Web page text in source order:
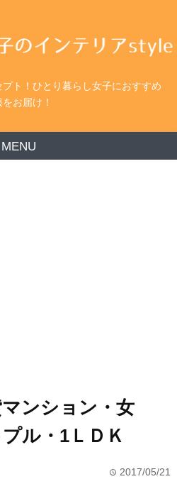
ト！ひとり暮らし女子におすすめ
お届け！
MENU
ンション・女
ル・1ＬＤＫ
time 2017/05/21